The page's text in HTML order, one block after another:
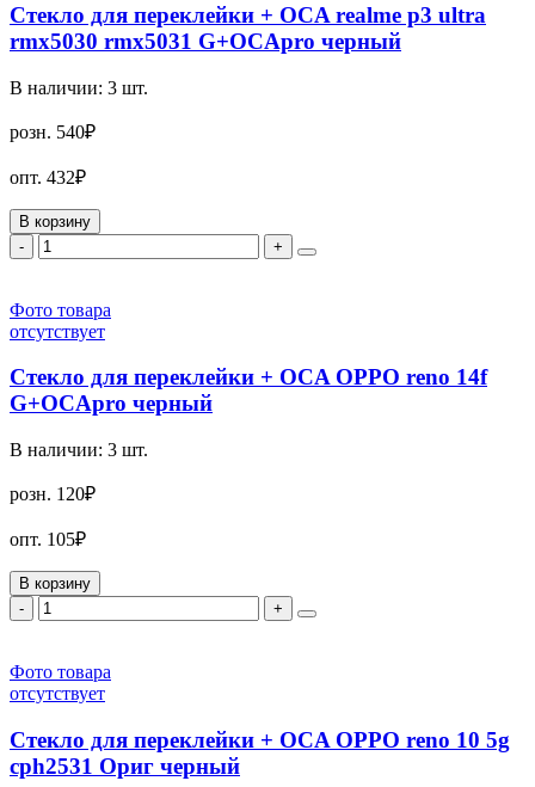
Стекло для переклейки + OCA realme p3 ultra
rmx5030 rmx5031 G+OCApro черный
В наличии: 3 шт.
розн. 540₽
опт. 432₽
В корзину
-
+
Фото товара
отсутствует
Стекло для переклейки + OCA OPPO reno 14f
G+OCApro черный
В наличии: 3 шт.
розн. 120₽
опт. 105₽
В корзину
-
+
Фото товара
отсутствует
Стекло для переклейки + OCA OPPO reno 10 5g
cph2531 Ориг черный